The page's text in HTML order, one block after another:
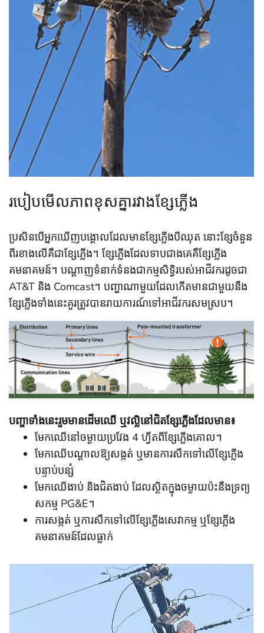
របៀបមើលភាពខុសគ្នារវាងខ្សែភ្លើង
ប្រសិនបើអ្នកឃើញបង្គោលដែលមានខ្សែភ្លើងបីឈុត នោះខ្សែចំនួន
ពីរខាងលើគឺជាខ្សែភ្លើង។ ខ្សែភ្លើងដែលទាបជាងគេគឺខ្សែភ្លើង
គមនាគមន៍។ បណ្ដាញទំនាក់ទំនងជាកម្មសិទ្ធិរបស់អាជីវករដូចជា
AT&T និង Comcast។ បញ្ហាណាមួយដែលកើតមាន​ជាមួយនឹង​
ខ្សែភ្លើងទាំងនេះ​គួរ​ត្រូវ​បាន​រាយការណ៍​ទៅ​អាជីវករ​សមស្រប។
បញ្ហា​ទាំង​នេះ​រួម​មាន​ដើម​ឈើ ឬវល្លិ​នៅ​ជិត​ខ្សែ​ភ្លើង​ដែល​មាន៖
មែកឈើនៅចម្ងាយប្រវែង 4 ហ្វីតពីខ្សែភ្លើងគោល។
មែកឈើបណ្តាលឱ្យសង្កត់ ឬមានការសឹកទៅលើខ្សែភ្លើង
បន្ទាប់បន្សំ
មែកឈើងាប់ និងជិតងាប់ ដែលស្ថិតក្នុងចម្ងាយប៉ះនឹងទ្រព្យ
សកម្ម PG&E។
ការសង្កត់ ឬការសឹកទៅលើខ្សែភ្លើងសេវាកម្ម ឬខ្សែភ្លើង
គមនាគមន៍ដែលធ្លាក់